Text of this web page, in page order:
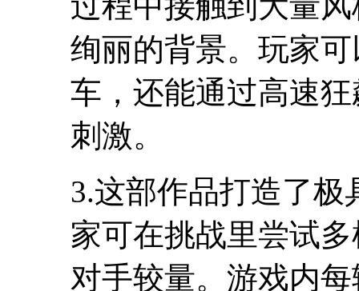
绚丽的背景。玩家
车，还能通过高速
刺激。
3.这部作品打造了
家可在挑战里尝试
对手较量。游戏内